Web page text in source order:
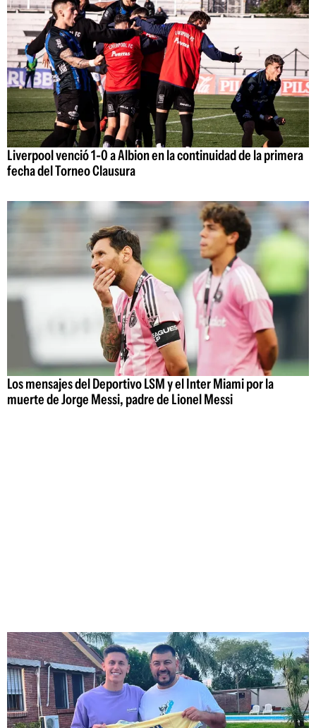
Liverpool venció 1-0 a Albion en la continuidad de la primera
fecha del Torneo Clausura
Los mensajes del Deportivo LSM y el Inter Miami por la
muerte de Jorge Messi, padre de Lionel Messi